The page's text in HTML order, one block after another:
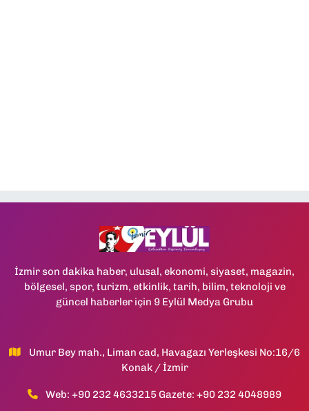
İzmir son dakika haber, ulusal, ekonomi, siyaset, magazin,
bölgesel, spor, turizm, etkinlik, tarih, bilim, teknoloji ve
güncel haberler için 9 Eylül Medya Grubu
Umur Bey mah., Liman cad, Havagazı Yerleşkesi No:16/6
Konak / İzmir
Web: +90 232 4633215 Gazete: +90 232 4048989